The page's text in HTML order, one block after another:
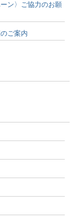
ン〉ご協力のお願
ご案内